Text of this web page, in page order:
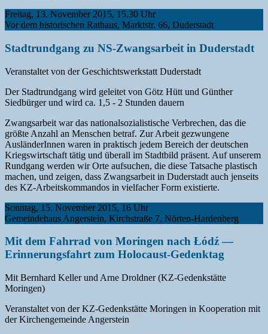
Freitag, 13. November 2015, 15.30 Uhr
Vor dem historischen Rathaus, Marktstr. 66, Duderstadt
Stadtrundgang zu NS-Zwangsarbeit in Duderstadt
Veranstaltet von der Geschichtswerkstatt Duderstadt
Der Stadtrundgang wird geleitet von Götz Hütt und Günther
Siedbürger und wird ca. 1,5 - 2 Stunden dauern
Zwangsarbeit war das nationalsozialistische Verbrechen, das die
größte Anzahl an Menschen betraf. Zur Arbeit gezwungene
AusländerInnen waren in praktisch jedem Bereich der deutschen
Kriegswirtschaft tätig und überall im Stadtbild präsent. Auf unserem
Rundgang werden wir Orte aufsuchen, die diese Tatsache plastisch
machen, und zeigen, dass Zwangsarbeit in Duderstadt auch jenseits
des KZ-Arbeitskommandos in vielfacher Form existierte.
Sonntag, 15. November 2015, 16 Uhr
Gemeindehaus Angerstein, Kirchstraße 7, Nörten-Hardenberg
Mit dem Fahrrad von Moringen nach Łódź —
Erinnerungsfahrt zum Holocaust-Gedenktag
Mit Bernhard Keller und Arne Droldner (KZ-Gedenkstätte
Moringen)
Veranstaltet von der KZ-Gedenkstätte Moringen in Kooperation mit
der Kirchengemeinde Angerstein